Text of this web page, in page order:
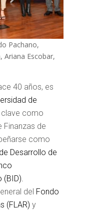
Pachano,
Ariana Escobar,
40 años, es
de
como
Finanzas de
como
Desarrollo de
(BID).
del Fondo
(FLAR) y